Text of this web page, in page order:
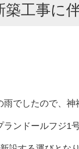
工事に
雨でしたので、
ランドールフジ1